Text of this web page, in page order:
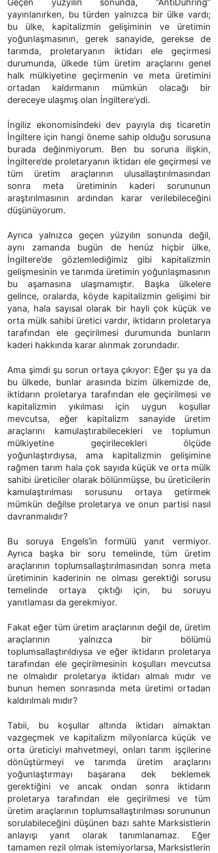
Geçen yüzyılın sonunda, “AntiDühring”
yayınlanırken, bu türden yalnızca bir ülke vardı;
bu ülke, kapitalizmin gelişiminin ve üretimin
yoğunlaşmasının, gerek sanayide, gerekse de
tarımda, proletaryanın iktidarı ele geçirmesi
durumunda, ülkede tüm üretim araçlarını genel
halk mülkiyetine geçirmenin ve meta üretimini
ortadan kaldırmanın mümkün olacağı bir
dereceye ulaşmış olan İngiltere’ydi.
İngiliz ekonomisindeki dev payıyla dış ticaretin
İngiltere için hangi öneme sahip olduğu sorusuna
burada değinmiyorum. Ben bu soruna ilişkin,
İngiltere’de proletaryanın iktidarı ele geçirmesi ve
tüm üretim araçlarının ulusallaştırılmasından
sonra meta üretiminin kaderi sorununun
araştırılmasının ardından karar verilebileceğini
düşünüyorum.
Ayrıca yalnızca geçen yüzyılın sonunda değil,
aynı zamanda bugün de henüz hiçbir ülke,
İngiltere’de gözlemlediğimiz gibi kapitalizmin
gelişmesinin ve tarımda üretimin yoğunlaşmasının
bu aşamasına ulaşmamıştır. Başka ülkelere
gelince, oralarda, köyde kapitalizmin gelişimi bir
yana, hala sayısal olarak bir hayli çok küçük ve
orta mülk sahibi üretici vardır, iktidarın proletarya
tarafından ele geçirilmesi durumunda bunların
kaderi hakkında karar alınmak zorundadır.
Ama şimdi şu sorun ortaya çıkıyor: Eğer şu ya da
bu ülkede, bunlar arasında bizim ülkemizde de,
iktidarın proletarya tarafından ele geçirilmesi ve
kapitalizmin yıkılması için uygun koşullar
mevcutsa, eğer kapitalizm sanayide üretim
araçlarını kamulaştırabilecekleri ve toplumun
mülkiyetine geçirilecekleri ölçüde
yoğunlaştırdıysa, ama kapitalizmin gelişimine
rağmen tarım hala çok sayıda küçük ve orta mülk
sahibi üreticiler olarak bölünmüşse, bu üreticilerin
kamulaştırılması sorusunu ortaya getirmek
mümkün değilse proletarya ve onun partisi nasıl
davranmalıdır?
Bu soruya Engels’in formülü yanıt vermiyor.
Ayrıca başka bir soru temelinde, tüm üretim
araçlarının toplumsallaştırılmasından sonra meta
üretiminin kaderinin ne olması gerektiği sorusu
temelinde ortaya çıktığı için, bu soruyu
yanıtlaması da gerekmiyor.
Fakat eğer tüm üretim araçlarının değil de, üretim
araçlarının yalnızca bir bölümü
toplumsallaştırıldıysa ve eğer iktidarın proletarya
tarafından ele geçirilmesinin koşulları mevcutsa
ne olmalıdır proletarya iktidarı almalı mıdır ve
bunun hemen sonrasında meta üretimi ortadan
kaldırılmalı mıdır?
Tabii, bu koşullar altında iktidarı almaktan
vazgeçmek ve kapitalizm milyonlarca küçük ve
orta üreticiyi mahvetmeyi, onları tarım işçilerine
dönüştürmeyi ve tarımda üretim araçlarını
yoğunlaştırmayı başarana dek beklemek
gerektiğini ve ancak ondan sonra iktidarın
proletarya tarafından ele geçirilmesi ve tüm
üretim araçlarının toplumsallaştırılması sorununun
sorulabileceğini düşünen bazı sahte Marksistlerin
anlayışı yanıt olarak tanımlanamaz. Eğer
tamamen rezil olmak istemiyorlarsa, Marksistlerin